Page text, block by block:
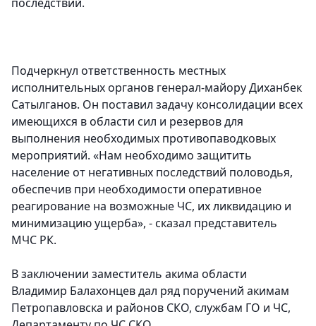
Подчеркнул ответственность местных
исполнительных органов генерал-майору Диханбек
Сатылганов. Он поставил задачу консолидации всех
имеющихся в области сил и резервов для
выполнения необходимых противопаводковых
мероприятий. «Нам необходимо защитить
население от негативных последствий половодья,
обеспечив при необходимости оперативное
реагирование на возможные ЧС, их ликвидацию и
минимизацию ущерба», - сказал представитель
МЧС РК.
В заключении заместитель акима области
Владимир Балахонцев дал ряд поручений акимам
Петропавловска и районов СКО, службам ГО и ЧС,